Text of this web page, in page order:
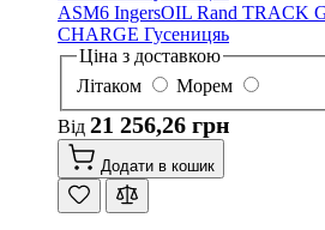
ASM6 IngersOIL Rand TRACK
CHARGE Гусеницяь
Ціна з доставкою
Літаком
Морем
Від 21 256,26 грн
Додати в кошик